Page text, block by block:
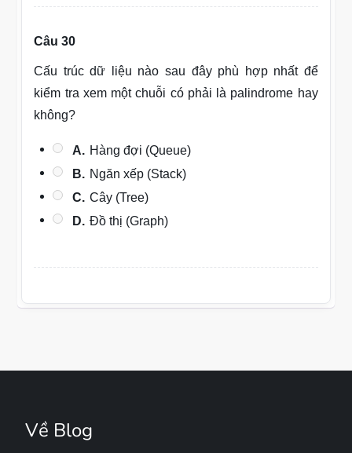
Câu 30
Cấu trúc dữ liệu nào sau đây phù hợp nhất để
kiểm tra xem một chuỗi có phải là palindrome hay
không?
A. Hàng đợi (Queue)
B. Ngăn xếp (Stack)
C. Cây (Tree)
D. Đồ thị (Graph)
Về Blog